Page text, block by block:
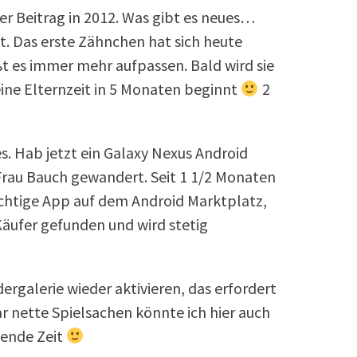
Beitrag in 2012. Was gibt es neues…
Das erste Zähnchen hat sich heute
immer mehr aufpassen. Bald wird sie
Elternzeit in 5 Monaten beginnt
2
Hab jetzt ein Galaxy Nexus Android
Bauch gewandert. Seit 1 1/2 Monaten
App auf dem Android Marktplatz,
gefunden und wird stetig
wieder aktivieren, das erfordert
nette Spielsachen könnte ich hier auch
Zeit